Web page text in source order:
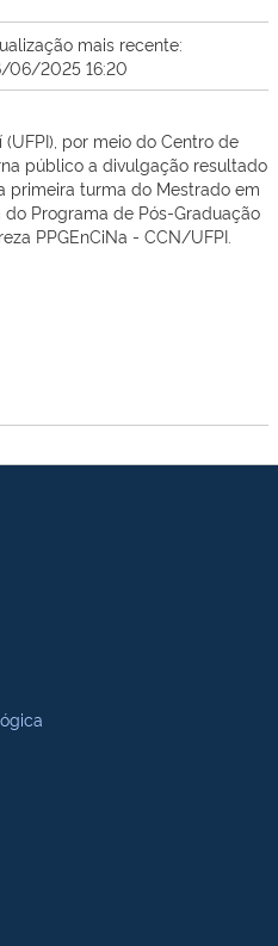
mais recente:
06/2025 16:20
por meio do Centro de
público a divulgação resultado
primeira turma do Mestrado em
Programa de Pós-Graduação
PPGEnCiNa - CCN/UFPI.